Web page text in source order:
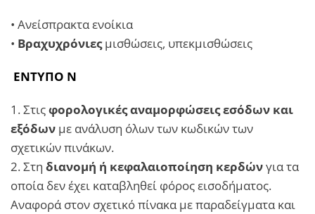
• Ανείσπρακτα ενοίκια
• Βραχυχρόνιεςμισθώσεις, υπεκμισθώσεις
ΕΝΤΥΠΟ Ν
1. Στιςφορολογικές αναμορφώσεις εσόδων και
εξόδων με ανάλυση όλων των κωδικών των
σχετικών πινάκων.
2. Στη διανομή ή κεφαλαιοποίηση κερδώνγια τα
οποία δεν έχει καταβληθεί φόρος εισοδήματος.
Αναφορά στον σχετικό πίνακα με παραδείγματα και